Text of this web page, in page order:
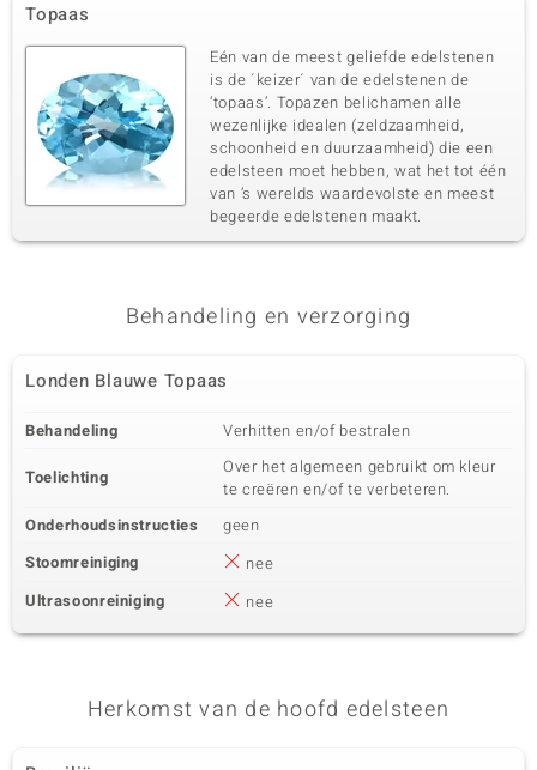
Edelsteen exact
Witte Topaas 20 à 1,3 mm
Karaatgewicht som
0,18 ct
Slijpvorm
Rond geslepen
Zetting
Pave
Herkomst
Brazilië
Topaas
Eén van de meest geliefde edelstenen
is de ´keizer´ van de edelstenen de
‘topaas’. Topazen belichamen alle
wezenlijke idealen (zeldzaamheid,
schoonheid en duurzaamheid) die een
edelsteen moet hebben, wat het tot één
van ’s werelds waardevolste en meest
begeerde edelstenen maakt.
Behandeling en verzorging
Londen Blauwe Topaas
Behandeling Verhitten en/of bestralen
Toelichting
Over het algemeen gebruikt om kleur
te creëren en/of te verbeteren.
Onderhoudsinstructies
geen
Stoomreiniging
nee
Ultrasoonreiniging
nee
Herkomst van de hoofd edelsteen